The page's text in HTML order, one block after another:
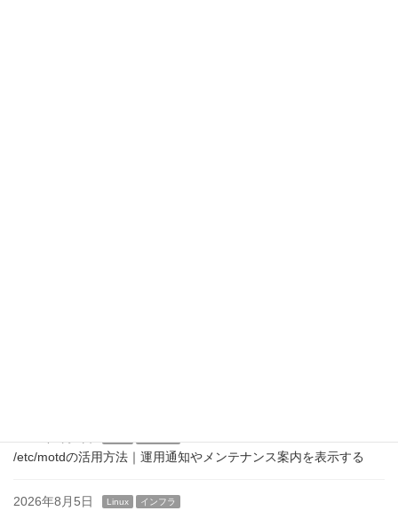
/etc/motdの活用方法｜運用通知やメンテナンス案内を表示する
2026年8月5日 Linux インフラ